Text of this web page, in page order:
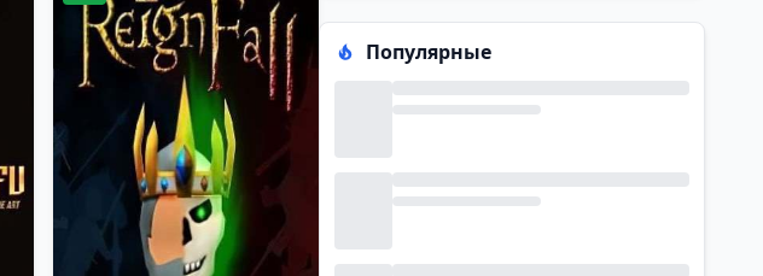
Популярные